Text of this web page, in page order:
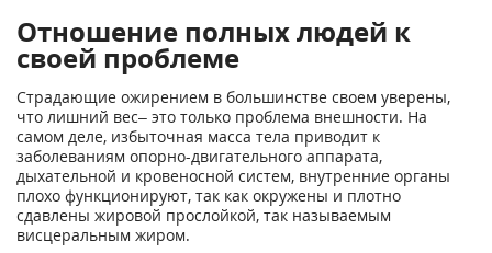
Отношение полных людей к
своей проблеме
Страдающие ожирением в большинстве своем уверены,
что лишний вес– это только проблема внешности. На
самом деле, избыточная масса тела приводит к
заболеваниям опорно-двигательного аппарата,
дыхательной и кровеносной систем, внутренние органы
плохо функционируют, так как окружены и плотно
сдавлены жировой прослойкой, так называемым
висцеральным жиром.